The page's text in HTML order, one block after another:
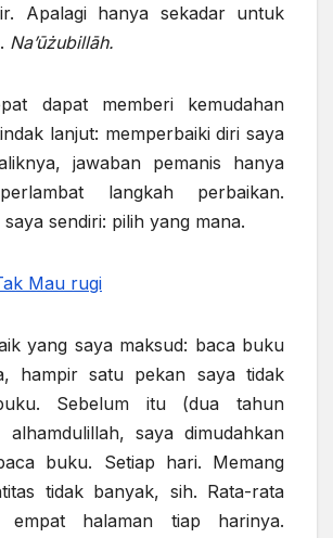
Apalagi hanya sekadar untuk
Na’ūżubillāh.
dapat memberi kemudahan
lanjut: memperbaiki diri saya
jawaban pemanis hanya
langkah perbaikan.
sendiri: pilih yang mana.
Mau rugi
yang saya maksud: baca buku
hampir satu pekan saya tidak
Sebelum itu (dua tahun
saya dimudahkan
buku. Setiap hari. Memang
tidak banyak, sih. Rata-rata
empat halaman tiap harinya.